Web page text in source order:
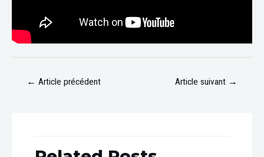
← Article précédent Article suivant →